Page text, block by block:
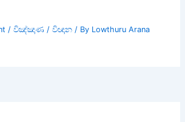
/විඤ්ඤාණ / විඥාන / By Lowthuru Arana